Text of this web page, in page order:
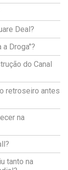
Deal?
Droga"?
do Canal
retroseiro antes
na
tanto na